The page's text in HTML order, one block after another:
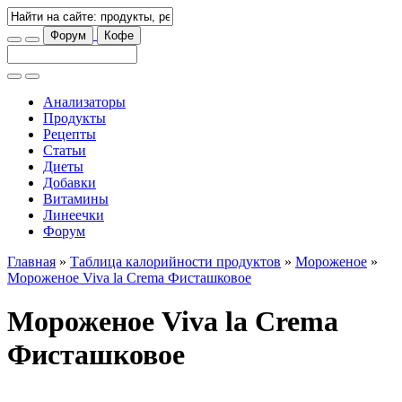
Форум Кофе
Анализаторы
Продукты
Рецепты
Статьи
Диеты
Добавки
Витамины
Линеечки
Форум
Главная » Таблица калорийности продуктов » Мороженое »
Мороженое Viva la Crema Фисташковое
Мороженое Viva la Crema
Фисташковое